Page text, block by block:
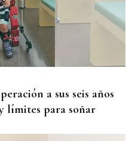
a sus seis años
límites para soñar